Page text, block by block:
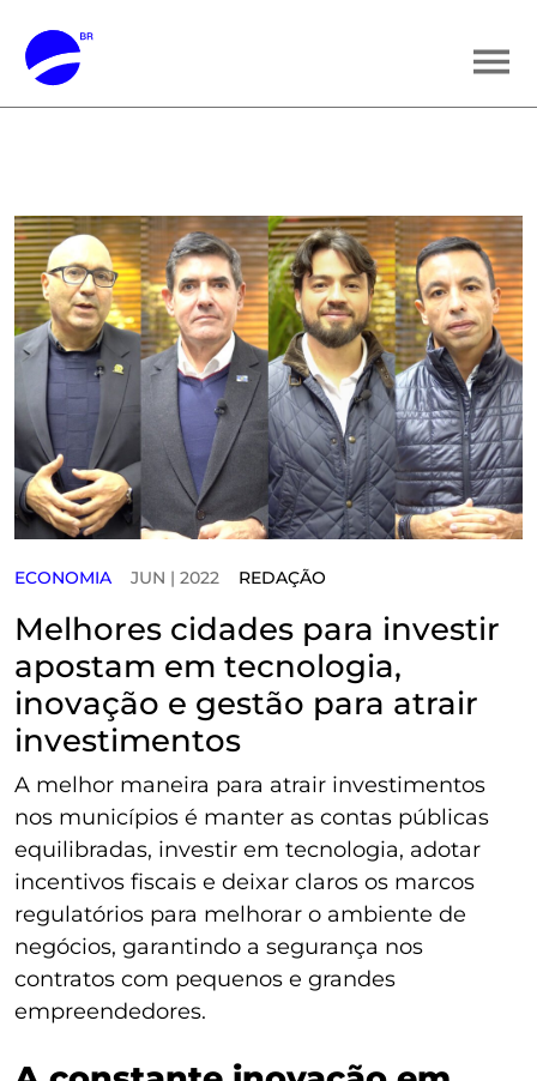
ECONOMIA JUN | 2022 REDAÇÃO
Melhores cidades para investir
apostam em tecnologia,
inovação e gestão para atrair
investimentos
A melhor maneira para atrair investimentos
nos municípios é manter as contas públicas
equilibradas, investir em tecnologia, adotar
incentivos fiscais e deixar claros os marcos
regulatórios para melhorar o ambiente de
negócios, garantindo a segurança nos
contratos com pequenos e grandes
empreendedores.